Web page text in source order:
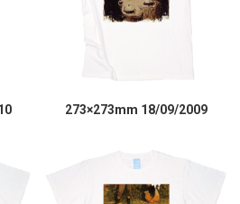
273×273mm 18/09/2009